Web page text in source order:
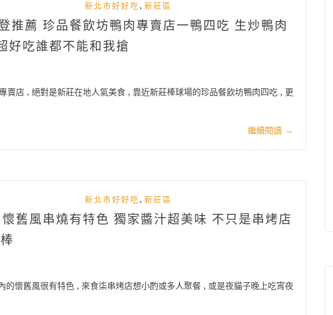
新北市好好吃 , 新莊區
推薦 珍品餐飲坊鴨肉專賣店一鴨四吃 生炒鴨肉
好吃誰都不能和我搶
賣店 , 絕對是新莊在地人氣美食 , 靠近新莊棒球場的珍品餐飲坊鴨肉四吃 , 更
繼續閱讀 →
新北市好好吃 , 新莊區
舊風串燒有特色 獨家醬汁超美味 不只是串烤店
的懷舊風很有特色 , 來食柒串烤店想小酌或多人聚餐 , 或是夜貓子晚上吃宵夜